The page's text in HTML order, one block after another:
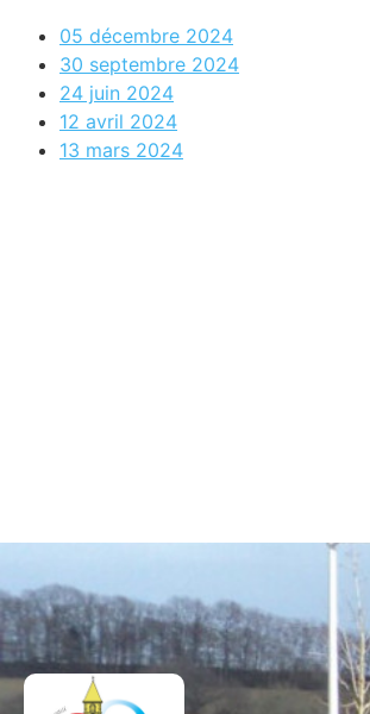
05 décembre 2024
30 septembre 2024
24 juin 2024
12 avril 2024
13 mars 2024